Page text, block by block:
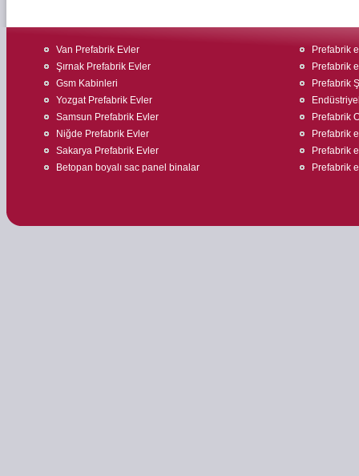
Van Prefabrik Evler
Şırnak Prefabrik Evler
Gsm Kabinleri
Yozgat Prefabrik Evler
Samsun Prefabrik Evler
Niğde Prefabrik Evler
Sakarya Prefabrik Evler
Betopan boyalı sac panel binalar
Prefabrik
Prefabrik
Prefabrik
Prefabrik
Prefabrik
Prefabrik
Prefabrik